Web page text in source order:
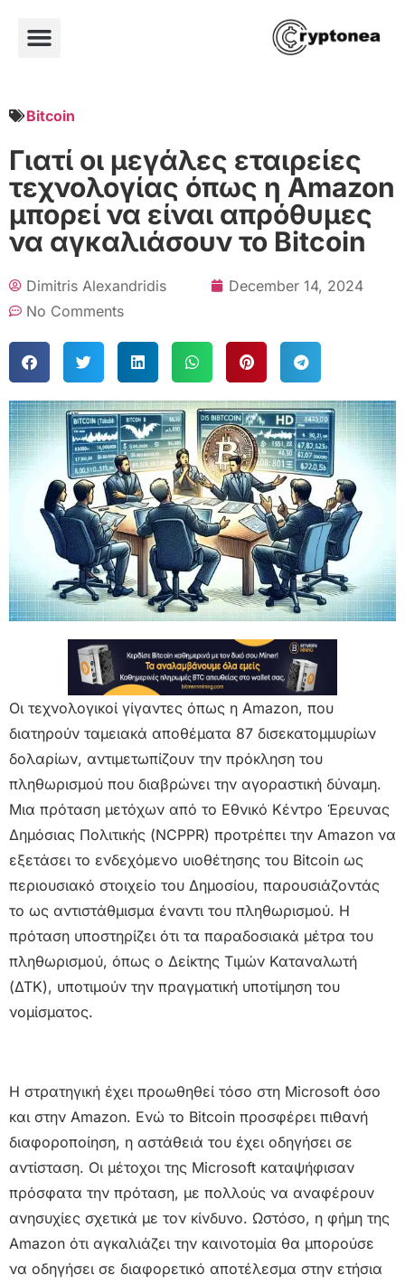
Bitcoin
Γιατί οι μεγάλες εταιρείες
τεχνολογίας όπως η Amazon
μπορεί να είναι απρόθυμες
να αγκαλιάσουν το Bitcoin
Dimitris Alexandridis
December 14, 2024
No Comments
Οι τεχνολογικοί γίγαντες όπως η Amazon, που
διατηρούν ταμειακά αποθέματα 87 δισεκατομμυρίων
δολαρίων, αντιμετωπίζουν την πρόκληση του
πληθωρισμού που διαβρώνει την αγοραστική δύναμη.
Μια πρόταση μετόχων από το Εθνικό Κέντρο Έρευνας
Δημόσιας Πολιτικής (NCPPR) προτρέπει την Amazon να
εξετάσει το ενδεχόμενο υιοθέτησης του Bitcoin ως
περιουσιακό στοιχείο του Δημοσίου, παρουσιάζοντάς
το ως αντιστάθμισμα έναντι του πληθωρισμού. Η
πρόταση υποστηρίζει ότι τα παραδοσιακά μέτρα του
πληθωρισμού, όπως ο Δείκτης Τιμών Καταναλωτή
(ΔΤΚ), υποτιμούν την πραγματική υποτίμηση του
νομίσματος.
Η στρατηγική έχει προωθηθεί τόσο στη Microsoft όσο
και στην Amazon. Ενώ το Bitcoin προσφέρει πιθανή
διαφοροποίηση, η αστάθειά του έχει οδηγήσει σε
αντίσταση. Οι μέτοχοι της Microsoft καταψήφισαν
πρόσφατα την πρόταση, με πολλούς να αναφέρουν
ανησυχίες σχετικά με τον κίνδυνο. Ωστόσο, η φήμη της
Amazon ότι αγκαλιάζει την καινοτομία θα μπορούσε
να οδηγήσει σε διαφορετικό αποτέλεσμα στην ετήσια